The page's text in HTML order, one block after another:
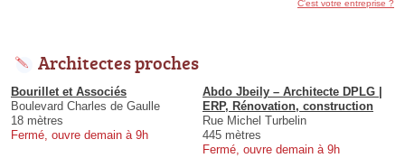
C'est votre entreprise ?
Architectes proches
Bourillet et Associés
Boulevard Charles de Gaulle
18 mètres
Fermé, ouvre demain à 9h
Abdo Jbeily – Architecte DPLG |
ERP, Rénovation, construction
Rue Michel Turbelin
445 mètres
Fermé, ouvre demain à 9h